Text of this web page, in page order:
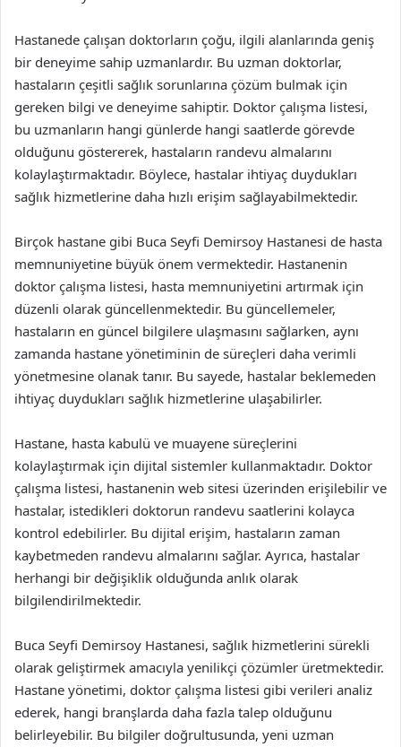
Hastanede çalışan doktorların çoğu, ilgili alanlarında geniş
bir deneyime sahip uzmanlardır. Bu uzman doktorlar,
hastaların çeşitli sağlık sorunlarına çözüm bulmak için
gereken bilgi ve deneyime sahiptir. Doktor çalışma listesi,
bu uzmanların hangi günlerde hangi saatlerde görevde
olduğunu göstererek, hastaların randevu almalarını
kolaylaştırmaktadır. Böylece, hastalar ihtiyaç duydukları
sağlık hizmetlerine daha hızlı erişim sağlayabilmektedir.
Birçok hastane gibi Buca Seyfi Demirsoy Hastanesi de hasta
memnuniyetine büyük önem vermektedir. Hastanenin
doktor çalışma listesi, hasta memnuniyetini artırmak için
düzenli olarak güncellenmektedir. Bu güncellemeler,
hastaların en güncel bilgilere ulaşmasını sağlarken, aynı
zamanda hastane yönetiminin de süreçleri daha verimli
yönetmesine olanak tanır. Bu sayede, hastalar beklemeden
ihtiyaç duydukları sağlık hizmetlerine ulaşabilirler.
Hastane, hasta kabulü ve muayene süreçlerini
kolaylaştırmak için dijital sistemler kullanmaktadır. Doktor
çalışma listesi, hastanenin web sitesi üzerinden erişilebilir ve
hastalar, istedikleri doktorun randevu saatlerini kolayca
kontrol edebilirler. Bu dijital erişim, hastaların zaman
kaybetmeden randevu almalarını sağlar. Ayrıca, hastalar
herhangi bir değişiklik olduğunda anlık olarak
bilgilendirilmektedir.
Buca Seyfi Demirsoy Hastanesi, sağlık hizmetlerini sürekli
olarak geliştirmek amacıyla yenilikçi çözümler üretmektedir.
Hastane yönetimi, doktor çalışma listesi gibi verileri analiz
ederek, hangi branşlarda daha fazla talep olduğunu
belirleyebilir. Bu bilgiler doğrultusunda, yeni uzman